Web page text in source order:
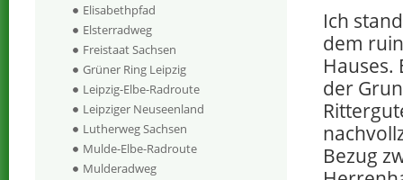
Ich
dem
Hauses.
der
Bezug
Elisabethpfad
Elsterradweg
Freistaat Sachsen
Grüner Ring Leipzig
Leipzig-Elbe-Radroute
Leipziger Neuseenland
Lutherweg Sachsen
Mulde-Elbe-Radroute
Mulderadweg